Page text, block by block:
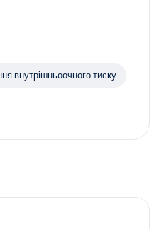
внутрішньоочного тиску